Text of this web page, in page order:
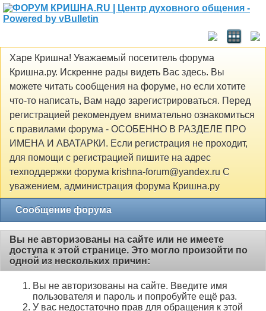
Харе Кришна! Уважаемый посетитель форума
Кришна.ру. Искренне рады видеть Вас здесь. Вы
можете читать сообщения на форуме, но если хотите
что-то написать, Вам надо зарегистрироваться. Перед
регистрацией рекомендуем внимательно ознакомиться
с правилами форума - ОСОБЕННО В РАЗДЕЛЕ ПРО
ИМЕНА И АВАТАРКИ. Если регистрация не проходит,
для помощи с регистрацией пишите на адрес
техподдержки форума krishna-forum@yandex.ru С
уважением, администрация форума Кришна.ру
Сообщение форума
Вы не авторизованы на сайте или не имеете
доступа к этой странице. Это могло произойти по
одной из нескольких причин:
Вы не авторизованы на сайте. Введите имя
пользователя и пароль и попробуйте ещё раз.
У вас недостаточно прав для обращения к этой